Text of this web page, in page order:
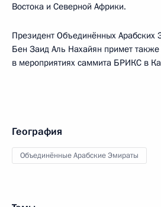
Востока и Северной Африки.
Президент Объединённых
Бен Заид Аль Нахайян примет также
в мероприятиях саммита БРИКС в
География
Объединённые Арабские Эмираты